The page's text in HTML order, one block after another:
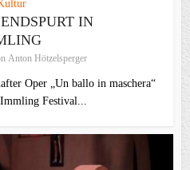
IN
Anton Hötzelsperger
Oper „Un ballo in maschera“
Festival...